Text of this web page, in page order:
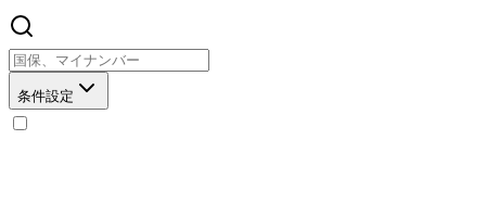
条件設定